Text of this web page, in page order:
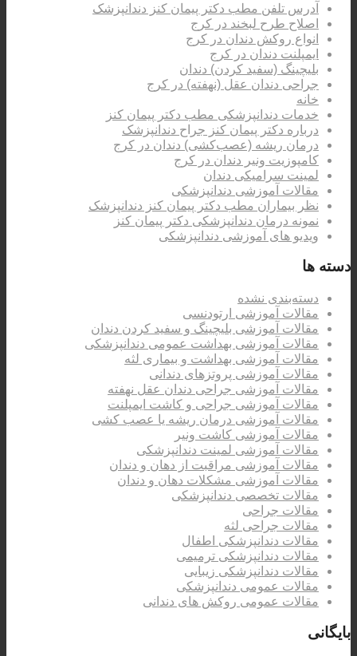
آدرس تلفن مطب دکتر پیمان کنز دندانپزشک
اصلاح طرح لبخند در کرج
انواع روکش دندان در کرج
ایمپلنت دندان در کرج
بلیچینگ (سفید کردن) دندان
جراحی دندان عقل (نهفته) در کرج
خانه
خدمات دندانپزشکی مطب دکتر پیمان کنز
درباره دکتر پیمان کنز جراح دندانپزشک
درمان ریشه (عصب‌کشی) دندان در کرج
کامپوزیت ونیر دندان در کرج
لمینت سرامیکی دندان
مقالات آموزشی دندانپزشکی
نظر بیماران مطب دکتر پیمان کنز دندانپزشک
نمونه درمان دندانپزشکی دکتر پیمان کنز
ویدیو های آموزشی دندانپزشکی
دسته ها
دسته‌بندی نشده
مقالات آموزشی ارتودنسی
مقالات آموزشی بلیچینگ و سفید کردن دندان
مقالات آموزشی بهداشت عمومی دندانپزشکی
مقالات آموزشی بهداشت و بیماری لثه
مقالات آموزشی پروتزهای دندانی
مقالات آموزشی جراحی دندان عقل نهفته
مقالات آموزشی جراحی و کاشت ایمپلنت
مقالات آموزشی درمان ریشه یا عصب کشی
مقالات آموزشی کاشت ونیر
مقالات آموزشی لمینت دندانپزشکی
مقالات آموزشی مراقبت از دهان و دندان
مقالات آموزشی مشکلات دهان و دندان
مقالات تخصصی دندانپزشکی
مقالات جراحی
مقالات جراحی لثه
مقالات دندانپزشکی اطفال
مقالات دندانپزشکی ترمیمی
مقالات دندانپزشکی زیبایی
مقالات عمومی دندانپزشکی
مقالات عمومی روکش های دندانی
بایگانی